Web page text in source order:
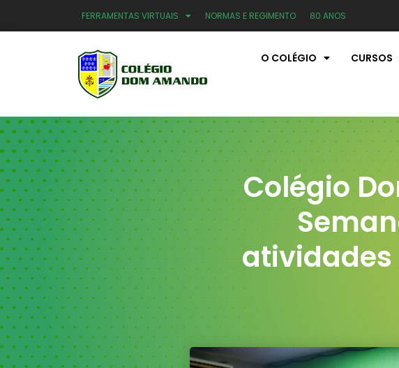
FERRAMENTAS VIRTUAIS NORMAS E REGIMENTO 80 ANOS
O COLÉGIO CURSOS
Colégio